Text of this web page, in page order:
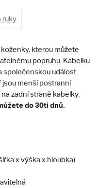
ruky
kterou můžete
popruhu. Kabelku
společenskou událost.
jsou menší postranní
zadní straně kabelky.
do 30ti dnů.
x výška x hloubka)